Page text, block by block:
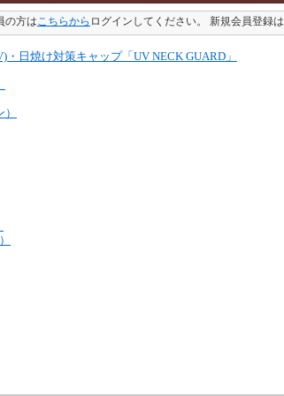
の方はこちらから ログインしてください。 新規会員登録は
日焼け対策キャップ「UV NECK GUARD」